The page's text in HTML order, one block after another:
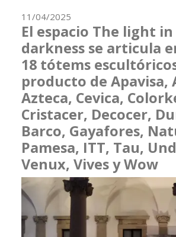
11/04/2025
El espacio The light
darkness se articula
18 tótems
producto de Apavisa,
Azteca, Cevica,
Cristacer, Decocer,
Barco, Gayafores,
Pamesa, ITT, Tau,
Venux, Vives y Wow